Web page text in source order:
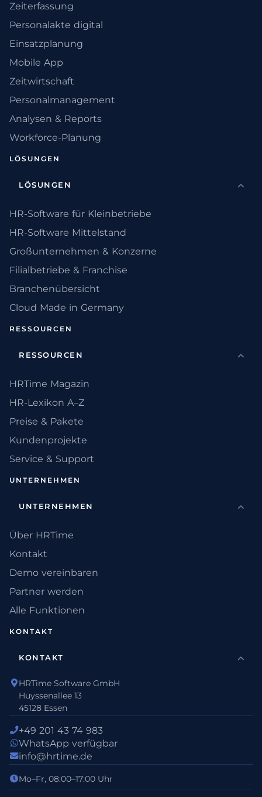
Zeiterfassung
Personalakte digital
Einsatzplanung
Mobile App
Zeitwirtschaft
Personalmanagement
Analysen & Reports
Workforce-Planung
LÖSUNGEN
LÖSUNGEN
HR-Software für Kleinbetriebe
HR-Software Mittelstand
Großunternehmen & Konzerne
Filialbetriebe & Franchise
Branchenübersicht
Cloud Made in Germany
RESSOURCEN
RESSOURCEN
HRTime Magazin
HR-Lexikon A–Z
Preise & Pakete
Kundenprojekte
Service & Support
UNTERNEHMEN
UNTERNEHMEN
Über HRTime
Kontakt
Demo vereinbaren
Partner werden
Alle Funktionen
KONTAKT
KONTAKT
HRTime Software GmbH
Huyssenallee 13
45128 Essen
+49 201 43 74 983
WhatsApp verfügbar
info@hrtime.de
Mo–Fr, 08:00–17:00 Uhr